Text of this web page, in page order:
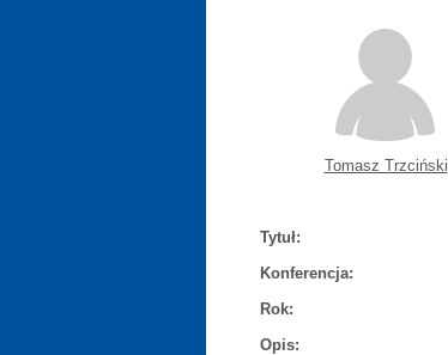
Tomasz Trzciński
Tytuł:
Konferencja:
Rok:
Opis: